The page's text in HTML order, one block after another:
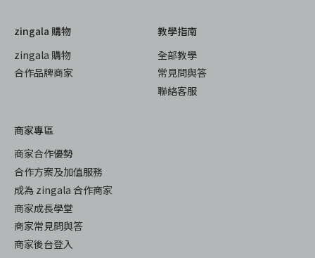
zingala 購物
zingala 購物
合作品牌商家
教學指南
全部教學
常見問與答
聯絡客服
商家專區
商家合作優勢
合作方案及加值服務
成為 zingala 合作商家
商家成長學堂
商家常見問與答
商家後台登入